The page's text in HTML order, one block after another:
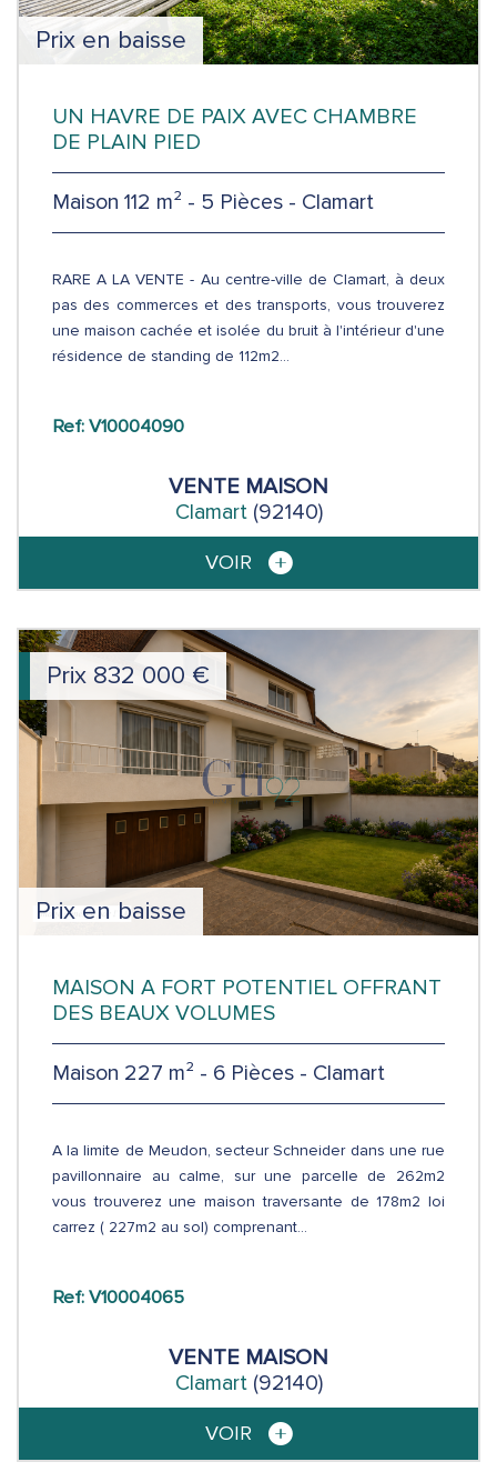
Prix en baisse
UN HAVRE DE PAIX AVEC CHAMBRE
DE PLAIN PIED
Maison 112 m² - 5 Pièces - Clamart
RARE A LA VENTE - Au centre-ville de Clamart, à deux
pas des commerces et des transports, vous trouverez
une maison cachée et isolée du bruit à l'intérieur d'une
résidence de standing de 112m2...
Ref: V10004090
VENTE MAISON
Clamart (92140)
VOIR
Prix en baisse
Prix 832 000 €
MAISON A FORT POTENTIEL OFFRANT
DES BEAUX VOLUMES
Maison 227 m² - 6 Pièces - Clamart
A la limite de Meudon, secteur Schneider dans une rue
pavillonnaire au calme, sur une parcelle de 262m2
vous trouverez une maison traversante de 178m2 loi
carrez ( 227m2 au sol) comprenant...
Ref: V10004065
VENTE MAISON
Clamart (92140)
VOIR